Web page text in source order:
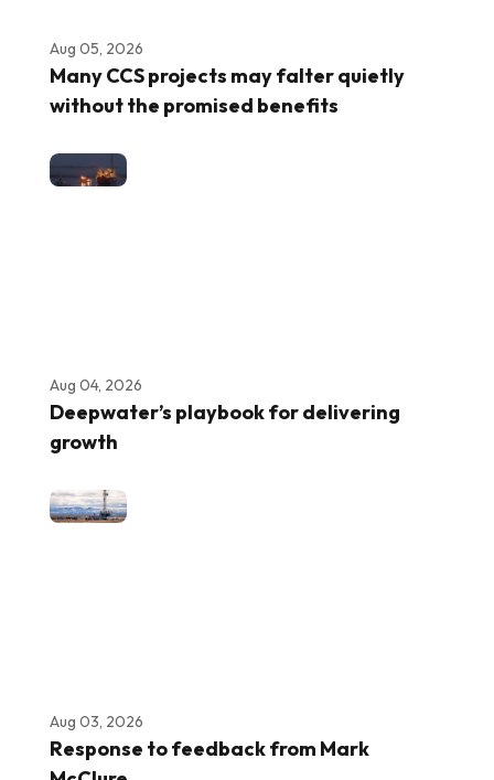
Aug 05, 2026
Many CCS projects may falter quietly
without the promised benefits
Aug 04, 2026
Deepwater’s playbook for delivering
growth
Aug 03, 2026
Response to feedback from Mark